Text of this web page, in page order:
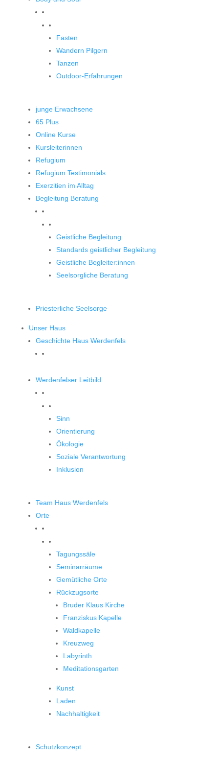
Fasten
Wandern Pilgern
Tanzen
Outdoor-Erfahrungen
junge Erwachsene
65 Plus
Online Kurse
Kursleiterinnen
Refugium
Refugium Testimonials
Exerzitien im Alltag
Begleitung Beratung
Geistliche Begleitung
Standards geistlicher Begleitung
Geistliche Begleiter:innen
Seelsorgliche Beratung
Priesterliche Seelsorge
Unser Haus
Geschichte Haus Werdenfels
Werdenfelser Leitbild
Sinn
Orientierung
Ökologie
Soziale Verantwortung
Inklusion
Team Haus Werdenfels
Orte
Tagungssäle
Seminarräume
Gemütliche Orte
Rückzugsorte
Bruder Klaus Kirche
Franziskus Kapelle
Waldkapelle
Kreuzweg
Labyrinth
Meditationsgarten
Kunst
Laden
Nachhaltigkeit
Schutzkonzept